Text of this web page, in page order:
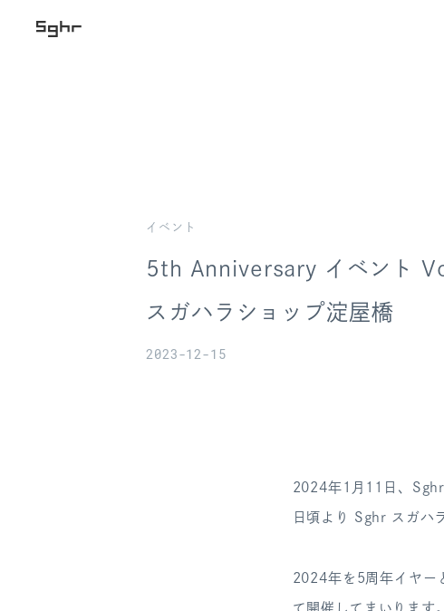
イベント
5th Anniversary イベント
スガハラショップ淀屋橋
2023-12-15
2024年1月11日、Sghr
日頃より Sghr スガハ
2024年を5周年イヤー
て開催してまいります。